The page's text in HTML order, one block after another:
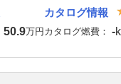
50.9万円
カタログ情報
カタログ燃費： -